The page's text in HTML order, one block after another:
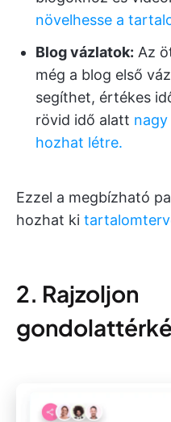
növelhesse a
Blog vázlatok: Az
még a blog első
segíthet, értékes
rövid idő alatt
hozhat létre.
Ezzel a megbízható
hozhat ki
2. Rajzoljon